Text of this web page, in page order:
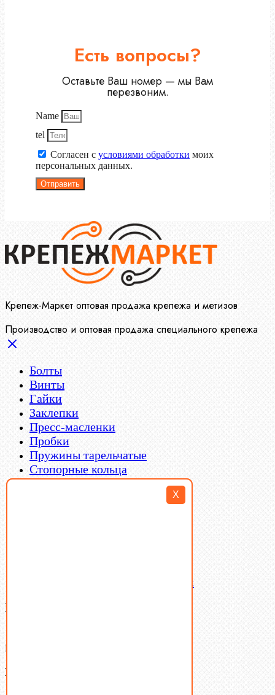
X
Есть вопросы?
Оставьте Ваш номер — мы Вам
перезвоним.
Name
tel
Согласен с условиями обработки моих
персональных данных.
Отправить
Крепеж-Маркет оптовая продажа крепежа и метизов
Производство и оптовая продажа специального крепежа
Болты
Винты
Гайки
Заклепки
Пресс-масленки
Пробки
Пружины тарельчатые
Стопорные кольца
Такелаж
Латунный и бронзовый крепеж
Ваша корзина
В корзине нет товаров.
Поиск